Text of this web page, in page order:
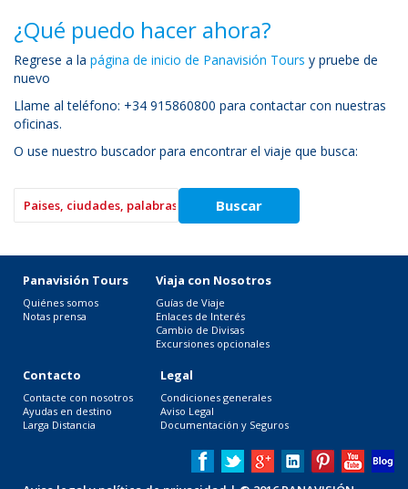
¿Qué puedo hacer ahora?
Regrese a la página de inicio de Panavisión Tours y pruebe de
nuevo
Llame al teléfono: +34 915860800 para contactar con nuestras
oficinas.
O use nuestro buscador para encontrar el viaje que busca:
Panavisión Tours
Quiénes somos
Notas prensa
Viaja con Nosotros
Guías de Viaje
Enlaces de Interés
Cambio de Divisas
Excursiones opcionales
Contacto
Contacte con nosotros
Ayudas en destino
Larga Distancia
Legal
Condiciones generales
Aviso Legal
Documentación y Seguros